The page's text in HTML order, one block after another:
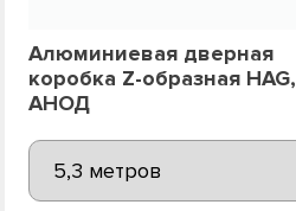
Алюминиевая дверная
коробка Z-образная HAG,
АНОД